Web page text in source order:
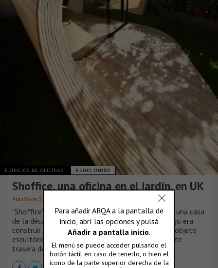
EDIFICIOS DE OFICINAS REINO UNIDO
Shoffice, una oficina en el jardín, en UK
Platform 5 Architects
"Shoffice" es un pabellón instalado en el jardín de una casa
de la década de 1950 en St. John’s Wood. El encargo era
construir una pequeña oficina, concebida como un objeto
escultórico, al lado del depósito ubicado en la parte
trasera del jardín.